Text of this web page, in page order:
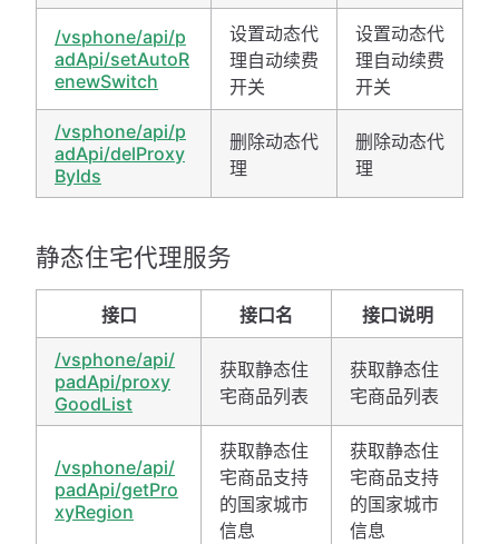
/vsphone/api/p
adApi/setAutoR
enewSwitch
设置动态代
理自动续费
开关
设置动态代
理自动续费
开关
/vsphone/api/p
adApi/delProxy
ByIds
删除动态代
理
删除动态代
理
静态住宅代理服务
接口 接口名
接口说明
/vsphone/api/
padApi/proxy
GoodList
获取静态住
宅商品列表
获取静态住
宅商品列表
/vsphone/api/
padApi/getPro
xyRegion
获取静态住
宅商品支持
的国家城市
信息
获取静态住
宅商品支持
的国家城市
信息